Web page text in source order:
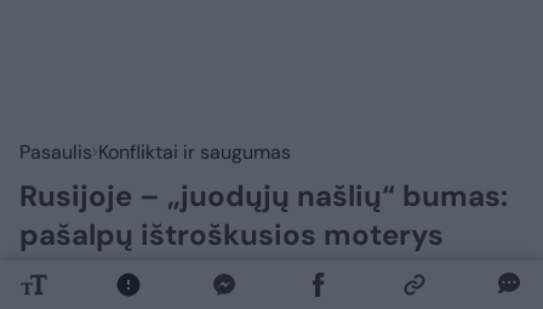
Pasaulis Konfliktai ir saugumas
Rusijoje – „juodųjų našlių“ bumas:
pašalpų ištroškusios moterys
masiškai teka už žūti siunčiamų